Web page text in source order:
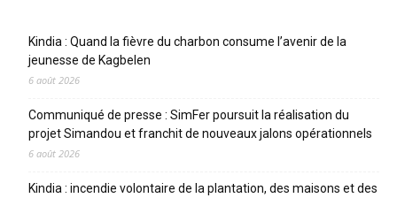
Kindia : Quand la fièvre du charbon consume l’avenir de la
jeunesse de Kagbelen
6 août 2026
Communiqué de presse : SimFer poursuit la réalisation du
projet Simandou et franchit de nouveaux jalons opérationnels
6 août 2026
Kindia : incendie volontaire de la plantation, des maisons et des